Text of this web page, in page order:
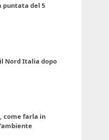
puntata del 5
Nord Italia dopo
come farla in